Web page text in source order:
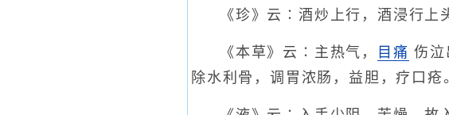
《珍》云∶酒炒上行，酒浸行上
《本草》云∶主热气， 目痛 伤泣
除水利骨，调胃浓肠，益胆，疗口疮